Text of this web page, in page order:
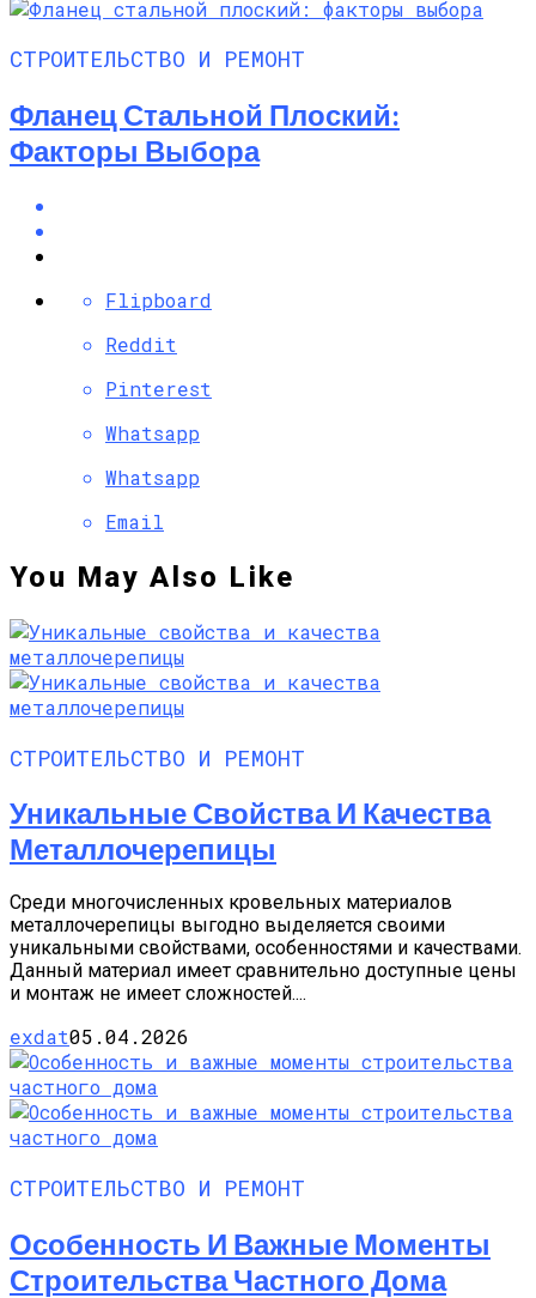
СТРОИТЕЛЬСТВО И РЕМОНТ
Фланец Стальной Плоский:
Факторы Выбора
Flipboard
Reddit
Pinterest
Whatsapp
Whatsapp
Email
You May Also Like
СТРОИТЕЛЬСТВО И РЕМОНТ
Уникальные Свойства И Качества
Металлочерепицы
Среди многочисленных кровельных материалов
металлочерепицы выгодно выделяется своими
уникальными свойствами, особенностями и качествами.
Данный материал имеет сравнительно доступные цены
и монтаж не имеет сложностей....
exdat05.04.2026
СТРОИТЕЛЬСТВО И РЕМОНТ
Особенность И Важные Моменты
Строительства Частного Дома